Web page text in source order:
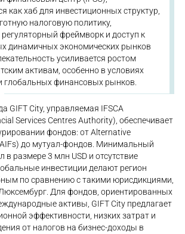
как хаб для инвестиционных структур,
налоговую политику,
фреймворк и доступ к
динамичных экономических рынков
усиливается ростом
активам, особенно в условиях
глобальных финансовых рынков.
GIFT City, управляемая IFSCA
Services Centres Authority), обеспечивает
фондов: от Alternative
до мутуал-фондов. Минимальный
в размере 3 млн USD и отсутствие
инвестиции делают регион
по сравнению с такими юрисдикциями,
Для фондов, ориентированных
активы, GIFT City предлагает
эффективности, низких затрат и
от налогов на бизнес-доходы в